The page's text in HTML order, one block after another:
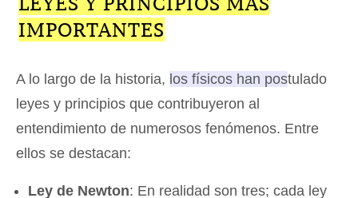
IMPORTANTES
A lo largo de la historia, los físicos han postulado
leyes y principios que contribuyeron al
entendimiento de numerosos fenómenos. Entre
ellos se destacan:
Ley de Newton: En realidad son tres; cada ley